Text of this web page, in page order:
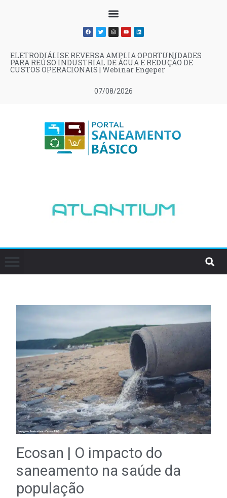
07/08/2026
ELETRODIÁLISE REVERSA AMPLIA OPORTUNIDADES
PARA REÚSO INDUSTRIAL DE ÁGUA E REDUÇÃO DE
CUSTOS OPERACIONAIS | Webinar Engeper
Ecosan | O impacto do
saneamento na saúde da
população